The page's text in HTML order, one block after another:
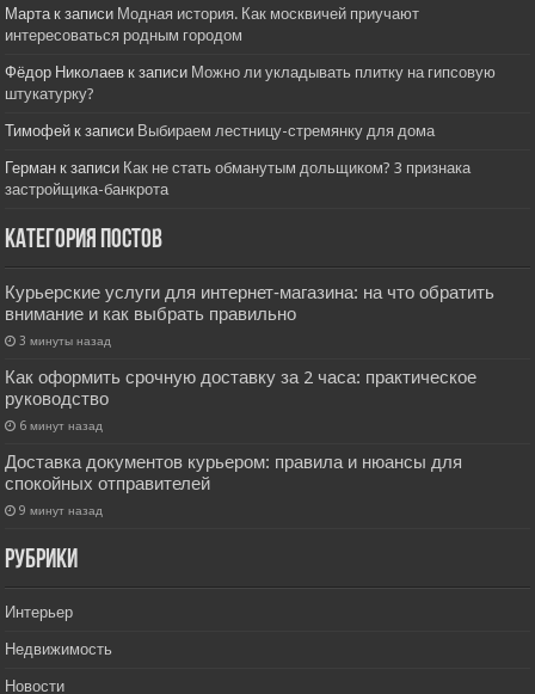
Мартак записи Модная история. Как москвичей приучают
интересоваться родным городом
Фёдор Николаев к записи Можно ли укладывать плитку на гипсовую
штукатурку?
Тимофей к записи Выбираем лестницу-стремянку для дома
Герман к записи Как не стать обманутым дольщиком? 3 признака
застройщика-банкрота
Категория постов
Курьерские услуги для интернет‑магазина: на что обратить
внимание и как выбрать правильно
3 минуты назад
Как оформить срочную доставку за 2 часа: практическое
руководство
6 минут назад
Доставка документов курьером: правила и нюансы для
спокойных отправителей
9 минут назад
РУбрики
Интерьер
Недвижимость
Новости